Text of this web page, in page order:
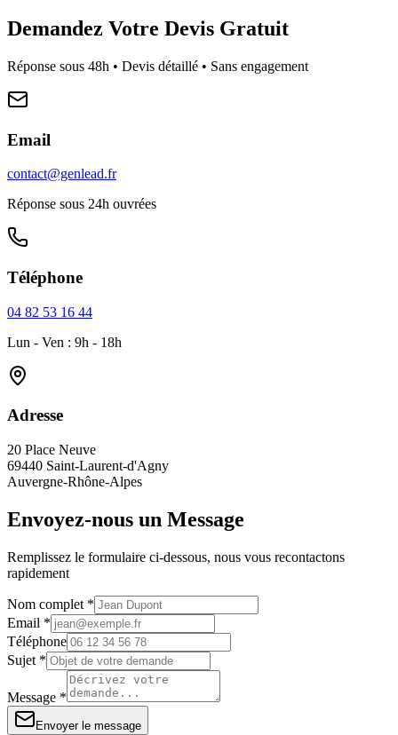
Demandez Votre Devis Gratuit
Réponse sous 48h • Devis détaillé • Sans engagement
Email
contact@genlead.fr
Réponse sous 24h ouvrées
Téléphone
04 82 53 16 44
Lun - Ven : 9h - 18h
Adresse
20 Place Neuve
69440 Saint-Laurent-d'Agny
Auvergne-Rhône-Alpes
Envoyez-nous un Message
Remplissez le formulaire ci-dessous, nous vous recontactons
rapidement
Nom complet *
Email *
Téléphone
Sujet *
Message *
Envoyer le message